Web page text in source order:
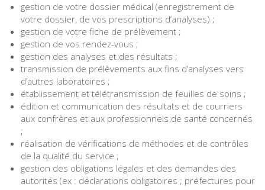
gestion de votre dossier médical (enregistrement de
votre dossier, de vos prescriptions d’analyses) ;
gestion de votre fiche de prélèvement ;
gestion de vos rendez-vous ;
gestion des analyses et des résultats ;
transmission de prélèvements aux fins d’analyses vers
d’autres laboratoires ;
établissement et télétransmission de feuilles de soins ;
édition et communication des résultats et de courriers
aux confrères et aux professionnels de santé concernés
;
réalisation de vérifications de méthodes et de contrôles
de la qualité du service ;
gestion des obligations légales et des demandes des
autorités (ex : déclarations obligatoires ; préfectures pour